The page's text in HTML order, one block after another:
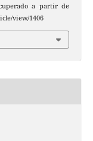
a partir de
view/1406